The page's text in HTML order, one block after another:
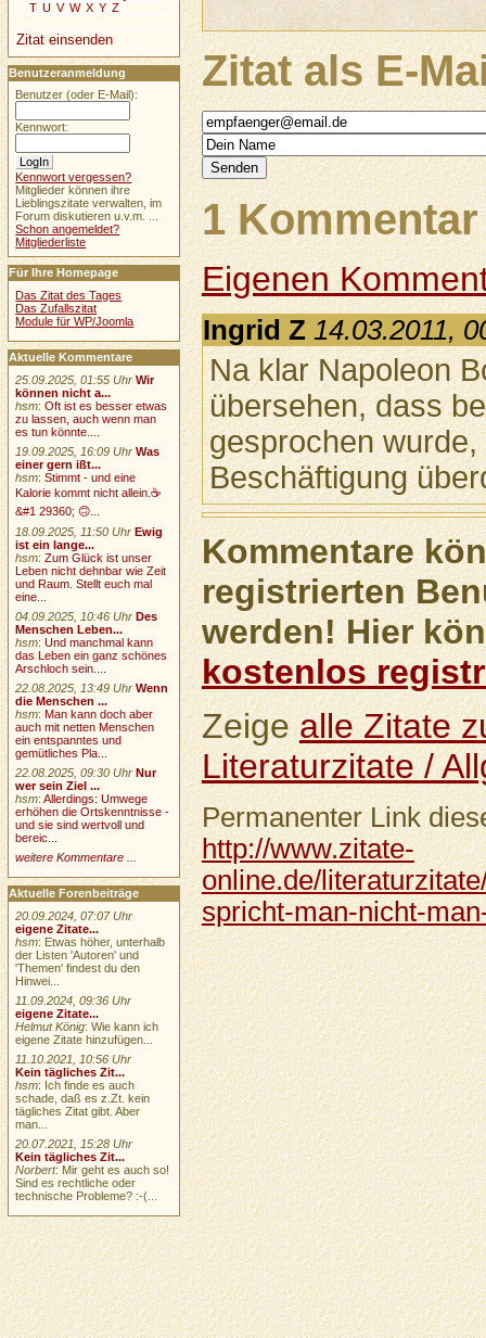
Zitat als E-
1
Eigenen
Ingrid Z 14.03.2011,
Na klar Napoleon
übersehen, dass
gesprochen
Beschäftigung
Kommentare
registrierten
werden! Hier
kostenlos
Zeigealle Zitate
Literaturzitate /
Permanenter Link
http://www.zitate-
online.de/
spricht-man-nicht-
T U V W X Y Z
Zitat einsenden
Benutzeranmeldung
Benutzer (oder E-Mail):
Kennwort:
Kennwort vergessen?
Mitglieder können ihre
Lieblingszitate verwalten, im
Forum diskutieren u.v.m. ...
Schon angemeldet?
Mitgliederliste
Für Ihre Homepage
Das Zitat des Tages
Das Zufallszitat
Module für WP/Joomla
Aktuelle Kommentare
25.09.2025, 01:55 Uhr Wir
können nicht a...
hsm:Oft ist es besser etwas
zu lassen, auch wenn man
es tun könnte....
19.09.2025, 16:09 Uhr Was
einer gern ißt...
hsm:Stimmt - und eine
Kalorie kommt nicht allein.☕
&#1 29360; 🙃...
18.09.2025, 11:50 Uhr Ewig
ist ein lange...
hsm:Zum Glück ist unser
Leben nicht dehnbar wie Zeit
und Raum. Stellt euch mal
eine...
04.09.2025, 10:46 Uhr Des
Menschen Leben...
hsm:Und manchmal kann
das Leben ein ganz schönes
Arschloch sein....
22.08.2025, 13:49 Uhr Wenn
die Menschen ...
hsm:Man kann doch aber
auch mit netten Menschen
ein entspanntes und
gemütliches Pla...
22.08.2025, 09:30 Uhr Nur
wer sein Ziel ...
hsm:Allerdings: Umwege
erhöhen die Ortskenntnisse -
und sie sind wertvoll und
bereic...
weitere Kommentare ...
Aktuelle Forenbeiträge
20.09.2024, 07:07 Uhr
eigene Zitate...
hsm: Etwas höher, unterhalb
der Listen 'Autoren' und
'Themen' findest du den
Hinwei...
11.09.2024, 09:36 Uhr
eigene Zitate...
Helmut König: Wie kann ich
eigene Zitate hinzufügen...
11.10.2021, 10:56 Uhr
Kein tägliches Zit...
hsm: Ich finde es auch
schade, daß es z.Zt. kein
tägliches Zitat gibt. Aber
man...
20.07.2021, 15:28 Uhr
Kein tägliches Zit...
Norbert: Mir geht es auch so!
Sind es rechtliche oder
technische Probleme? :-(...